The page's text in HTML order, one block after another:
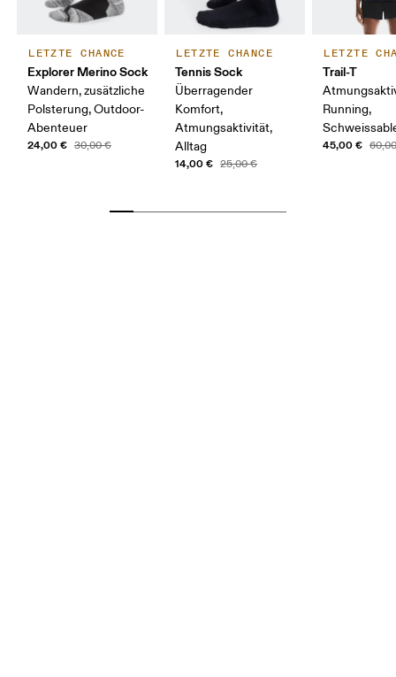
LETZTE CHANCE
Explorer Merino Sock
Wandern, zusätzliche
Polsterung, Outdoor-
Abenteuer
24,00 € 30,00 €
LETZTE CHANCE
Tennis Sock
Überragender
Komfort,
Atmungsaktivität,
Alltag
14,00 € 25,00 €
LETZTE
Trail-T
Running,
45,00 €